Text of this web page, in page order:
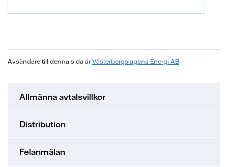
Avsändare till denna sida ärVästerbergslagens Energi AB
Allmänna avtalsvillkor
Distribution
Felanmälan